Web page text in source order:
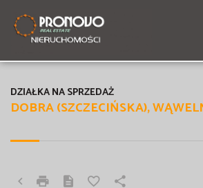
DOBRA (SZCZECIŃSKA),
DZIAŁKA NA SPRZEDAŻ